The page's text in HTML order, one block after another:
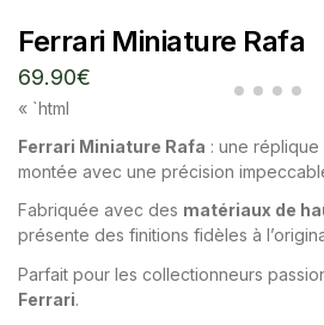
Ferrari Miniature Rafa
69.90€
« `html
Ferrari Miniature Rafa : une réplique
montée avec une précision
Fabriquée avec des matériaux de
présente des finitions fidèles à
Parfait pour les collectionneurs
Ferrari.